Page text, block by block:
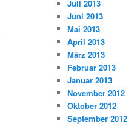
Juli 2013
Juni 2013
Mai 2013
April 2013
März 2013
Februar 2013
Januar 2013
November 2012
Oktober 2012
September 2012